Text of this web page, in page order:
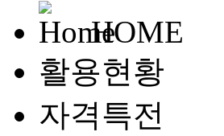
HOME
활용현황
자격특전